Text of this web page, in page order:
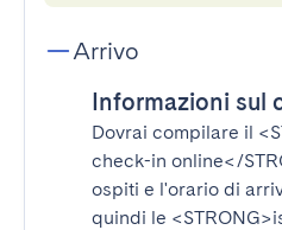
Arrivo
Informazioni sul
Dovrai compilare il
check-in online</
ospiti e l'orario di
quindi le